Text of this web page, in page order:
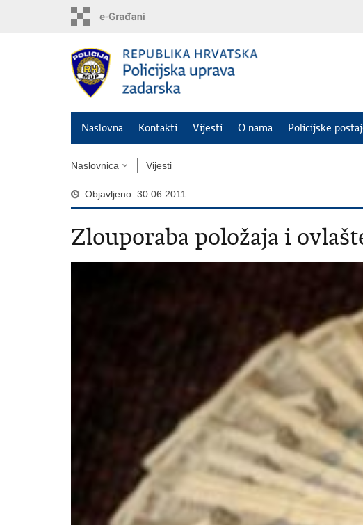
Naslovna Kontakti Vijesti O nama Policijske
Naslovnica Vijesti
Objavljeno: 30.06.2011.
Zlouporaba položaja i